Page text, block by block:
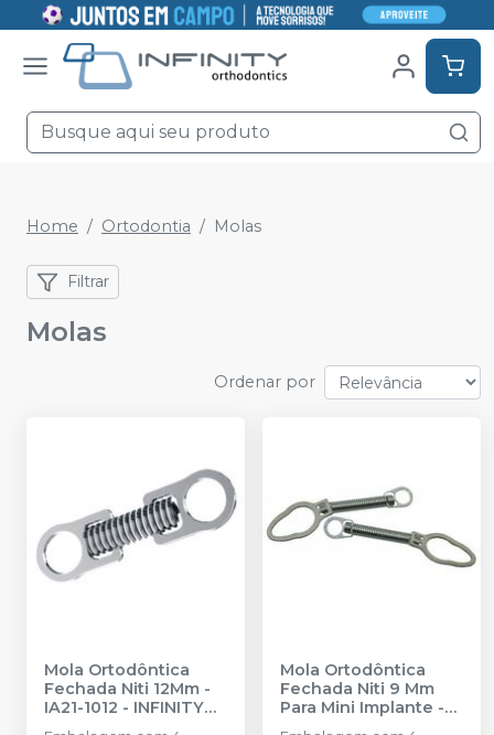
Home Ortodontia Molas
Filtrar
Molas
Ordenar por
Mola Ortodôntica
Fechada Niti 12Mm -
IA21-1012 - INFINITY
ORTHODONTICS
Mola Ortodôntica
Fechada Niti 9 Mm
Para Mini Implante -
IA28-1009